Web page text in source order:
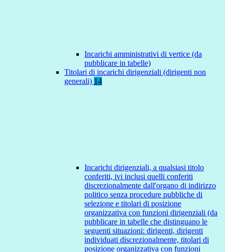
Incarichi amministrativi di vertice (da
pubblicare in tabelle)
Titolari di incarichi dirigenziali (dirigenti non
generali) 14
Incarichi dirigenziali, a qualsiasi titolo
conferiti, ivi inclusi quelli conferiti
discrezionalmente dall'organo di indirizzo
politico senza procedure pubbliche di
selezione e titolari di posizione
organizzativa con funzioni dirigenziali (da
pubblicare in tabelle che distinguano le
seguenti situazioni: dirigenti, dirigenti
individuati discrezionalmente, titolari di
posizione organizzativa con funzioni